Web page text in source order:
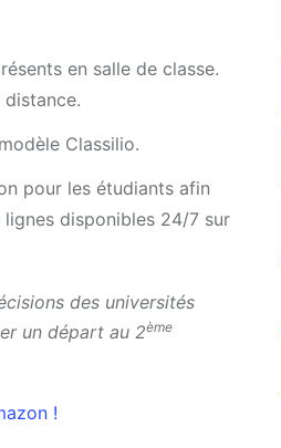
en salle de classe.
Classilio.
pour les étudiants afin
disponibles 24/7 sur
des universités
un départ au 2ème
!